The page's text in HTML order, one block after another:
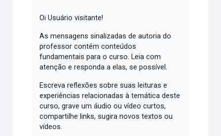
Oi Usuário visitante!
As mensagens sinalizadas de autoria do
professor contém conteúdos
fundamentais para o curso. Leia com
atenção e responda a elas, se possível.
Escreva reflexões sobre suas leituras e
experiências relacionadas à temática deste
curso, grave um áudio ou vídeo curtos,
compartilhe links, sugira novos textos ou
vídeos.